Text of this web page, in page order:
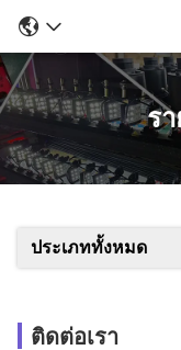
ร
ประเภททั้งหมด
ติดต่อเรา